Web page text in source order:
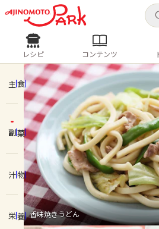
ログインするとレシピを保
ログイン
ホーム
コンテンツ
レシピ
レシピ
人気の食材・レシピ
きゅうり なす トマト
ピーマン
みょうが ゴ
レシピ コンテンツ
主食
副菜
汁物
栄養 香味焼きうどん